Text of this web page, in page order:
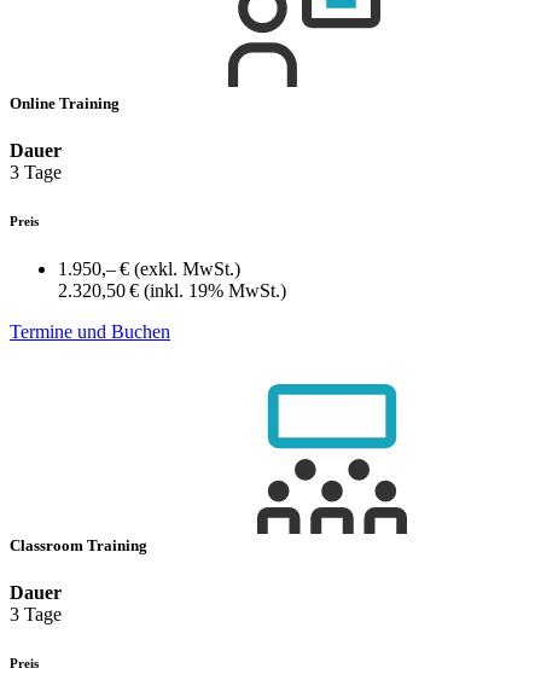
Online Training
Dauer
3 Tage
Preis
1.950,– € (exkl. MwSt.)
2.320,50 € (inkl. 19% MwSt.)
Termine und Buchen
Classroom Training
Dauer
3 Tage
Preis